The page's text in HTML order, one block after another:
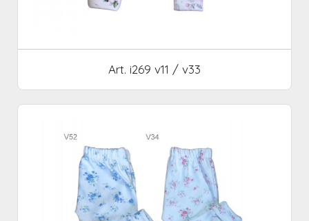
Art. i269 v11 / v33